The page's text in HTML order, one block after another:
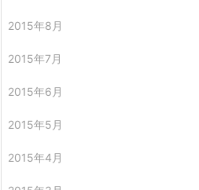
2015年8月
2015年7月
2015年6月
2015年5月
2015年4月